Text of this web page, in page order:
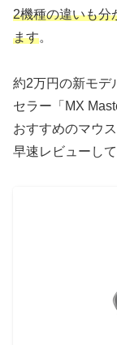
2機種の違いも分
ます。
約2万円の新モデ
セラー「MX
おすすめのマウ
早速レビューして